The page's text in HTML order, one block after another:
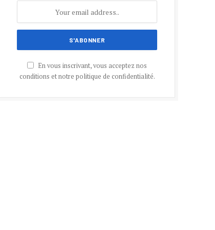
En vous inscrivant, vous acceptez nos
conditions et notre politique de confidentialité.